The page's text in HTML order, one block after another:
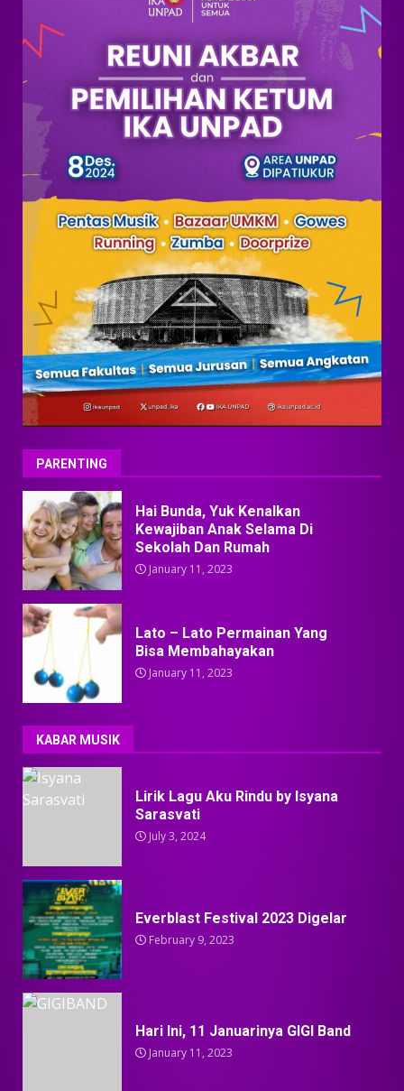
PARENTING
Hai Bunda, Yuk Kenalkan
Kewajiban Anak Selama Di
Sekolah Dan Rumah
January 11, 2023
Lato – Lato Permainan Yang
Bisa Membahayakan
January 11, 2023
KABAR MUSIK
Lirik Lagu Aku Rindu by Isyana
Sarasvati
July 3, 2024
Everblast Festival 2023 Digelar
February 9, 2023
Hari Ini, 11 Januarinya GIGI Band
January 11, 2023